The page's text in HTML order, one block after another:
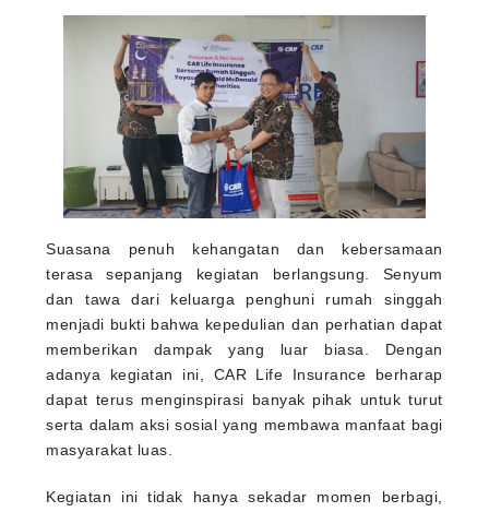
Suasana penuh kehangatan dan kebersamaan
terasa sepanjang kegiatan berlangsung. Senyum
dan tawa dari keluarga penghuni rumah singgah
menjadi bukti bahwa kepedulian dan perhatian dapat
memberikan dampak yang luar biasa. Dengan
adanya kegiatan ini, CAR Life Insurance berharap
dapat terus menginspirasi banyak pihak untuk turut
serta dalam aksi sosial yang membawa manfaat bagi
masyarakat luas.
Kegiatan ini tidak hanya sekadar momen berbagi,